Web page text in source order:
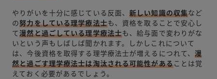
やりがいを十分に感じている反面、新しい知識の収集など
の努力をしている理学療法士も、資格を取ることで安心し
て漫然と過ごしている理学療法士も、給与面で変わりがな
いという声もしばしば聞かれます。しかしこれについて
は、今後資格を取得する理学療法士が増えるにつれて、漫
然と過ごす理学療法士は淘汰される可能性があることは覚
えておく必要があるでしょう。